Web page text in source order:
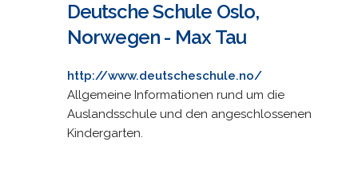
Deutsche Schule Oslo,
Norwegen - Max Tau
http://www.deutscheschule.no/
Allgemeine Informationen rund um die
Auslandsschule und den angeschlossenen
Kindergarten.